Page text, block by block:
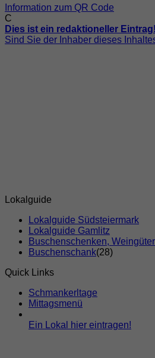
Information zum QR Code
C
Dies ist ein redaktioneller Eintrag!
Sind Sie der Inhaber dieses
Lokalguide
Lokalguide Südsteiermark
Lokalguide Gamlitz
Buschenschenken,
Buschenschank(28)
Quick Links
Schmankerltage
Mittagsmenü
Ein Lokal hier eintragen!